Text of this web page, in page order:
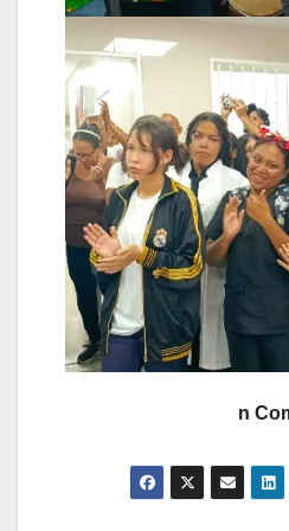
Review: Serious
Work as Advertised?
7 Second Coffee Trick
Obvious Hoax or Legit
Work?
A Casual Dive into Kelly
Gummies Reviews: Are
ABS Keto Ignite Reviews
No Customer Concerns?
Ace Keto ACV Gummies
The Latest Research
Ace Keto ACV Gummies
Gummies Really Boost
Expect When Buying?
ActiLife Keto Review
n